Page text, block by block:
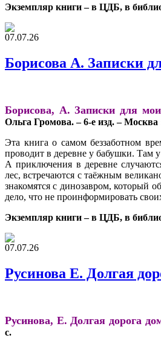
Экземпляр книги – в ЦДБ, в
07.07.26
Борисова А. Записки
Борисова, А. Записки для
Ольга Громова. – 6-е изд. –
Эта книга о самом беззаботном
проводит в деревне у бабушки. Там
А приключения в деревне
лес, встречаются с таёжным
знакомятся с динозавром, который
дело, что не проинформировать
Экземпляр книги – в ЦДБ, в
07.07.26
Русинова Е. Долгая
Русинова, Е. Долгая дорога
с.